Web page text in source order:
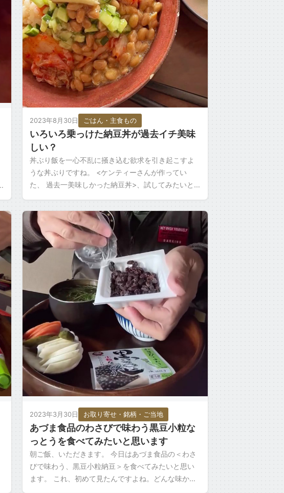
2023年8月30日 ごはん・主食もの
いろいろ乗っけた納豆丼が過去イチ美味
しい？
丼ぶり飯を一心不乱に掻き込む欲求を引き起こすよ
うな丼ぶりですね。 <ケンティーさんが作ってい
た、 過去一美味しかった納豆丼>、試してみたいと
ょう。 辛 […]
2023年3月30日 お取り寄せ・銘柄・ご当地
あづま食品のわさびで味わう黒豆小粒な
っとうを食べてみたいと思います
朝ご飯、いただきます。 今日はあづま食品の＜わさ
びで味わう、黒豆小粒納豆＞を食べてみたいと思い
ます。 これ、初めて見たんですよね。どんな味か楽